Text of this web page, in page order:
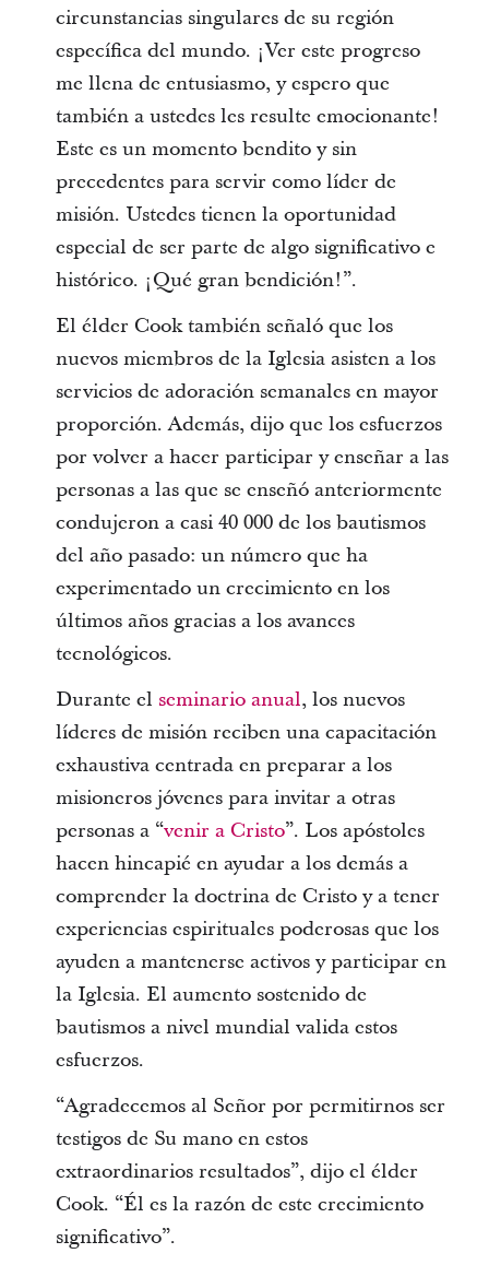
circunstancias singulares de su región
específica del mundo. ¡Ver este progreso
me llena de entusiasmo, y espero que
también a ustedes les resulte emocionante!
Este es un momento bendito y sin
precedentes para servir como líder de
misión. Ustedes tienen la oportunidad
especial de ser parte de algo significativo e
histórico. ¡Qué gran bendición!”.
El élder Cook también señaló que los
nuevos miembros de la Iglesia asisten a los
servicios de adoración semanales en mayor
proporción. Además, dijo que los esfuerzos
por volver a hacer participar y enseñar a las
personas a las que se enseñó anteriormente
condujeron a casi 40 000 de los bautismos
del año pasado: un número que ha
experimentado un crecimiento en los
últimos años gracias a los avances
tecnológicos.
Durante el seminario anual, los nuevos
líderes de misión reciben una capacitación
exhaustiva centrada en preparar a los
misioneros jóvenes para invitar a otras
personas a “venir a Cristo”. Los apóstoles
hacen hincapié en ayudar a los demás a
comprender la doctrina de Cristo y a tener
experiencias espirituales poderosas que los
ayuden a mantenerse activos y participar en
la Iglesia. El aumento sostenido de
bautismos a nivel mundial valida estos
esfuerzos.
“Agradecemos al Señor por permitirnos ser
testigos de Su mano en estos
extraordinarios resultados”, dijo el élder
Cook. “Él es la razón de este crecimiento
significativo”.